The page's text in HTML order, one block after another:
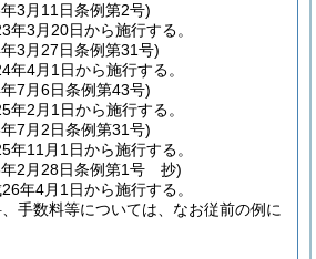
3月11日条例第2号)
年3月20日から施行する。
3月27日条例第31号)
年4月1日から施行する。
7月6日条例第43号)
年2月1日から施行する。
7月2日条例第31号)
年11月1日から施行する。
2月28日条例第1号 抄)
年4月1日から施行する。
手数料等については、なお従前の例に